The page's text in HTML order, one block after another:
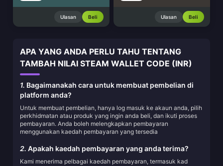
Ulasan Beli Ulasan Beli
APA YANG ANDA PERLU TAHU TENTANG
TAMBAH NILAI STEAM WALLET CODE (INR)
1. Bagaimanakah cara untuk membuat pembelian di
platform anda?
Untuk membuat pembelian, hanya log masuk ke akaun anda, pilih
perkhidmatan atau produk yang ingin anda beli, dan ikuti proses
pembayaran. Anda boleh melengkapkan pembayaran
menggunakan kaedah pembayaran yang tersedia
2. Apakah kaedah pembayaran yang anda terima?
Kami menerima pelbagai kaedah pembayaran, termasuk kad